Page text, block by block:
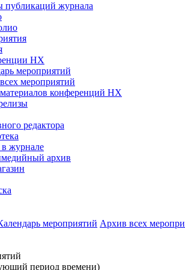
публикаций журнала
НХ
мероприятий
мероприятий
конференций НХ
редактора
в журнале
архив
мероприятий Архив всех
период времени)